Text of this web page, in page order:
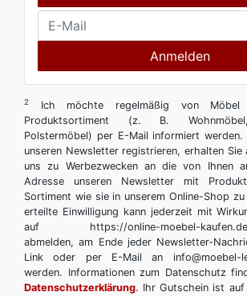
Anmelden
2
Ich möchte regelmäßig von
Produktsortiment (z. B.
Polstermöbel) per E-Mail informiert
unseren Newsletter registrieren, erhalten Sie
uns zu Werbezwecken an die von Ihnen
Adresse unseren Newsletter mit
Sortiment wie sie in unserem Online-Shop
erteilte Einwilligung kann jederzeit mit
auf https://online-moebel-kaufen.de/
abmelden, am Ende jeder Newsletter-
Link oder per E-Mail an info@moebel-
werden. Informationen zum Datenschutz
Datenschutzerklärung. Ihr Gutschein ist